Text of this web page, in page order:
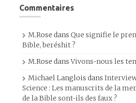
Commentaires
M.Rose dans Que signifie le
Bible, beréshit ?
M.Rose dansVivons-nous les
Michael Langlois dans
Science : Les manuscrits de la
de la Bible sont-ils des faux ?